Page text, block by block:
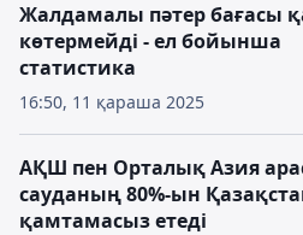
16:50, 11 қараша 2025
Жалдамалы пәтер бағасы
көтермейді - ел бойынша
статистика
АҚШ пен Орталық Азия
сауданың 80%-ын
қамтамасыз етеді